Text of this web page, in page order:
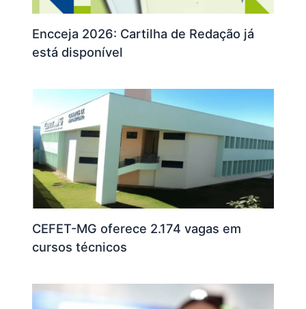
Encceja 2026: Cartilha de Redação já
está disponível
CEFET-MG oferece 2.174 vagas em
cursos técnicos